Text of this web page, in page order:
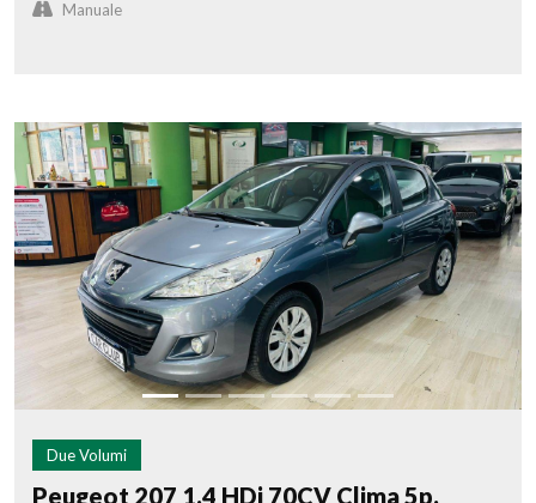
Manuale
Due Volumi
Peugeot 207 1.4 HDi 70CV Clima 5p.